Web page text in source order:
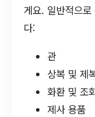
게요. 일반적으
다:
관
상복 및 제
화환 및 조
제사 용품